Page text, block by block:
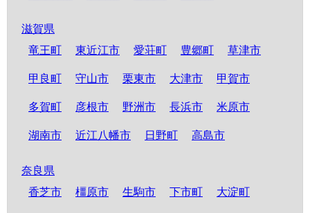
滋賀県
竜王町
東近江市 愛荘町 豊郷町 草津市
甲良町 守山市 栗東市 大津市 甲賀市
多賀町 彦根市 野洲市 長浜市 米原市
湖南市 近江八幡市 日野町 高島市
奈良県
香芝市
橿原市 生駒市 下市町 大淀町